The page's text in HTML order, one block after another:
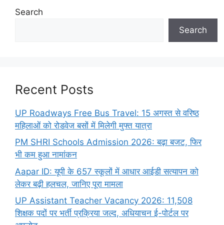
Search
Search
Recent Posts
UP Roadways Free Bus Travel: 15 अगस्त से वरिष्ठ
महिलाओं को रोडवेज बसों में मिलेगी मुफ्त यात्रा
PM SHRI Schools Admission 2026: बढ़ा बजट, फिर
भी कम हुआ नामांकन
Aapar ID: यूपी के 657 स्कूलों में आधार आईडी सत्यापन को
लेकर बढ़ी हलचल, जानिए पूरा मामला
UP Assistant Teacher Vacancy 2026: 11,508
शिक्षक पदों पर भर्ती प्रक्रिया जल्द, अधियाचन ई-पोर्टल पर